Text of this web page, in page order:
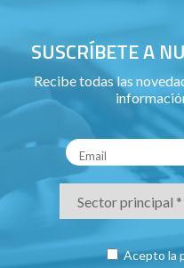
SUSCRÍBETE A
Recibe todas las
Acepto la